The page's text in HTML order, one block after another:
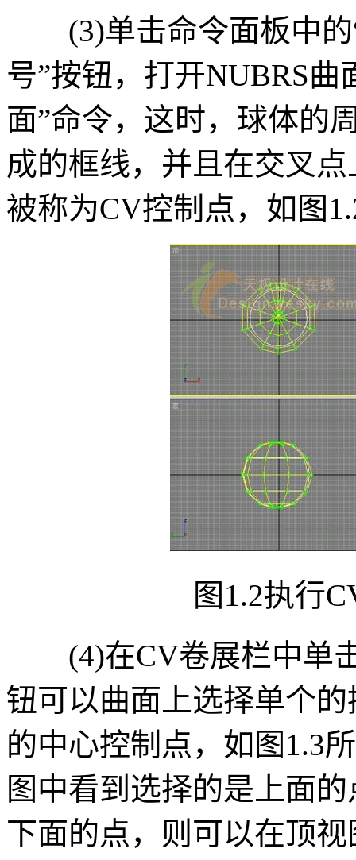
(3)单击命令面板中的
号”按钮，打开NUBRS
面”命令，这时，球体的
成的框线，并且在交叉
被称为CV控制点，如图
图1.2执行CV
(4)在CV卷展栏中单击
钮可以曲面上选择单个
的中心控制点，如图1.3
图中看到选择的是上面
下面的点，则可以在顶